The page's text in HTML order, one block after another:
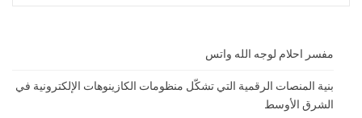
مفسر احلام لوجه الله واتس
بنية المنصات الرقمية التي تشكّل منظومات الكازينوهات الإلكترونية في
الشرق الأوسط